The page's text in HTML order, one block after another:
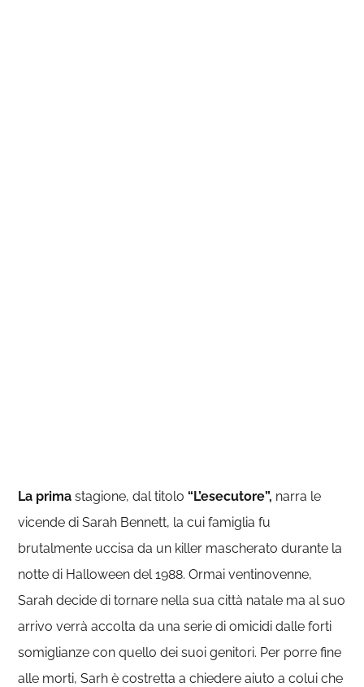
La prima stagione, dal titolo“L’esecutore”, narra le
vicende di Sarah Bennett, la cui famiglia fu
brutalmente uccisa da un killer mascherato durante la
notte di Halloween del 1988. Ormai ventinovenne,
Sarah decide di tornare nella sua città natale ma al suo
arrivo verrà accolta da una serie di omicidi dalle forti
somiglianze con quello dei suoi genitori. Per porre fine
alle morti, Sarh è costretta a chiedere aiuto a colui che